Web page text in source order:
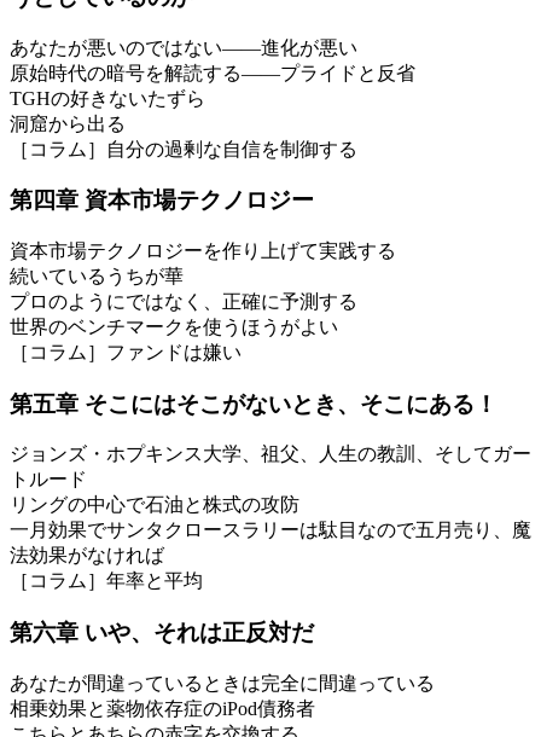
あなたが悪いのではない――進化が悪い
原始時代の暗号を解読する――プライドと反省
TGHの好きないたずら
洞窟から出る
［コラム］自分の過剰な自信を制御する
第四章 資本市場テクノロジー
資本市場テクノロジーを作り上げて実践する
続いているうちが華
プロのようにではなく、正確に予測する
世界のベンチマークを使うほうがよい
［コラム］ファンドは嫌い
第五章 そこにはそこがないとき、そこにある！
ジョンズ・ホプキンス大学、祖父、人生の教訓、そしてガー
トルード
リングの中心で石油と株式の攻防
一月効果でサンタクロースラリーは駄目なので五月売り、魔
法効果がなければ
［コラム］年率と平均
第六章 いや、それは正反対だ
あなたが間違っているときは完全に間違っている
相乗効果と薬物依存症のiPod債務者